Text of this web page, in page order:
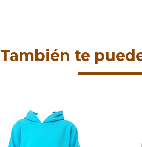
También te